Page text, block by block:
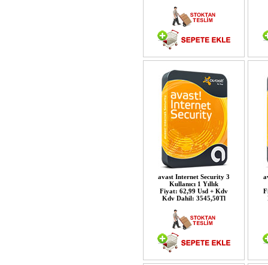
avast Internet Security 3
Kullanıcı 1 Yıllık
Fiyat: 62,99 Usd + Kdv
Kdv Dahil: 3545,50Tl